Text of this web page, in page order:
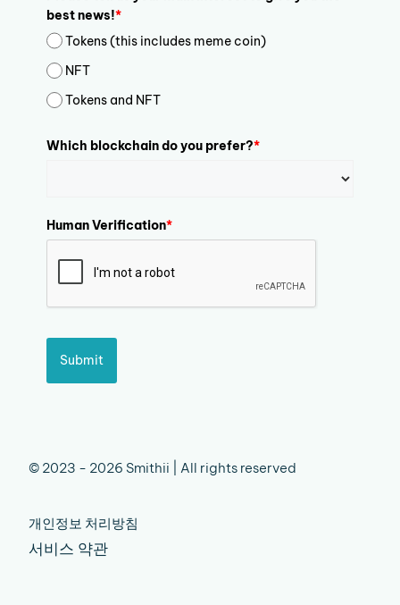
best news!*
Tokens (this includes meme coin)
NFT
Tokens and NFT
Which blockchain do you prefer?*
Human Verification*
Submit
© 2023 - 2026 Smithii | All rights reserved
개인정보 처리방침
서비스 약관